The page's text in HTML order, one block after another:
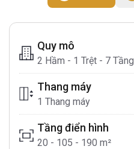
Quy mô
2 Hầm - 1 Trệt - 7 Tầng
Thang máy
1 Thang máy
Tầng điển hình
20 - 105 - 190 m²